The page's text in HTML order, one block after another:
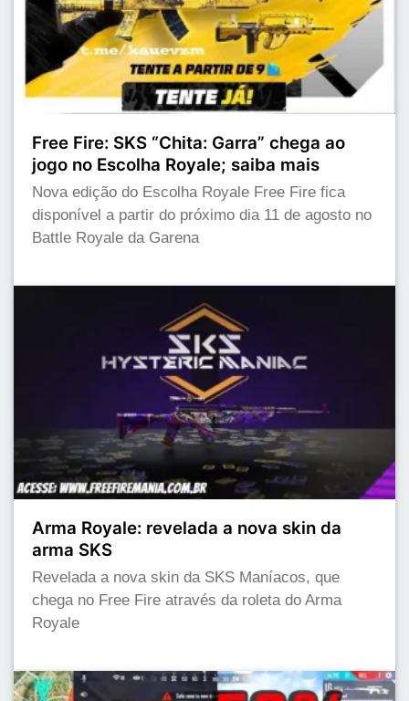
Free Fire: SKS “Chita: Garra” chega ao
jogo no Escolha Royale; saiba mais
Nova edição do Escolha Royale Free Fire fica
disponível a partir do próximo dia 11 de agosto no
Battle Royale da Garena
Arma Royale: revelada a nova skin da
arma SKS
Revelada a nova skin da SKS Maníacos, que
chega no Free Fire através da roleta do Arma
Royale